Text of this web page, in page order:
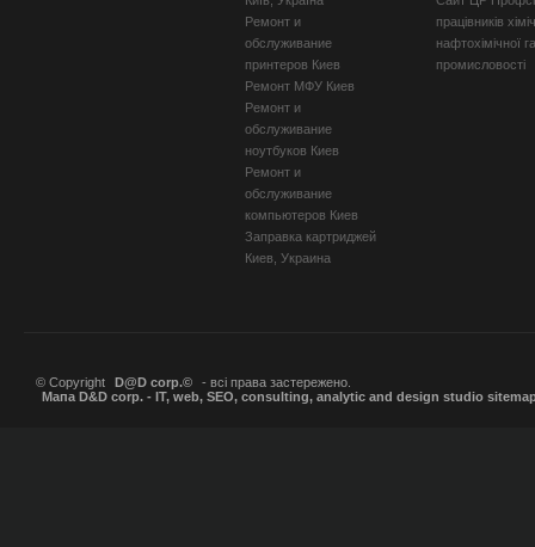
Ремонт и
обслуживание
принтеров Киев
Ремонт МФУ Киев
Ремонт и
обслуживание
ноутбуков Киев
Ремонт и
обслуживание
компьютеров Киев
Заправка картриджей
Киев, Украина
працівників
нафтохімічної
промисловості
© Copyright D@D corp.©
- всі права застережено.
Мапа D&D corp. - IT, web, SEO, consulting, analytic and design studio